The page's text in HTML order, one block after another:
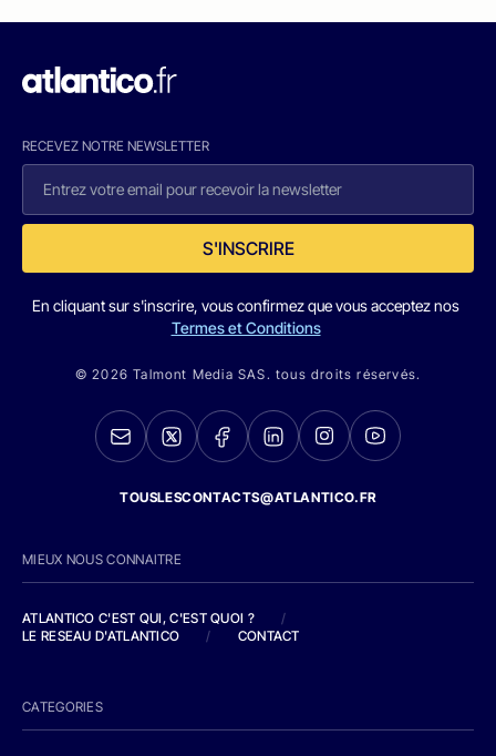
RECEVEZ NOTRE NEWSLETTER
S'INSCRIRE
En cliquant sur s'inscrire, vous confirmez que vous acceptez nos
Termes et Conditions
© 2026 Talmont Media SAS. tous droits réservés.
TOUSLESCONTACTS@ATLANTICO.FR
MIEUX NOUS CONNAITRE
ATLANTICO C'EST QUI, C'EST QUOI ?
/
LE RESEAU D'ATLANTICO
/ CONTACT
CATEGORIES